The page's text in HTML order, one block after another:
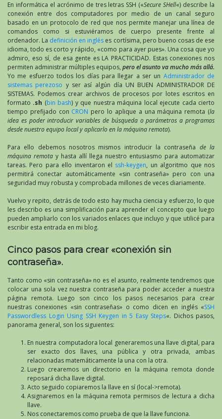
En informática el acrónimo de tres letras SSH («Secure SHell«) describe la
conexión entre dos computadores por medio de un canal seguro
basado en un protocolo de red que nos permite manejar una línea de
comandos como si estuviéramos de cuerpo presente frente al
ordenador. La definición en inglés es cortísima, pero bueno cosas de ese
idioma, todo es corto y rápido, «como para ayer pues». Una cosa que yo
admiro, eso sí, de esa gente es LA PRACTICIDAD. Estas conexiones nos
permiten administrar múltiples equipos, pero el asunto va mucho más allá.
Yo me esfuerzo todos los días para llegar a ser un Administrador de
sistemas perezoso y ser así algún día UN BUEN ADMINISTRADOR DE
SISTEMAS. Podemos crear archivos de procesos por lotes escritos en
formato .sh (bin bash) y que nuestra máquina local ejecute cada cierto
tiempo prefijado con CRON pero lo aplique a una máquina remota (la
idea es poder introducir variables de búsqueda o parámetros a programas
desde nuestro equipo local y aplicarlo en la máquina remota).
Para ello debemos nosotros mismos introducir la contraseña de la
máquina remota y hasta allí llega nuestro entusiasmo para automatizar
tareas. Pero para ello inventaron el ssh-keygen, un algoritmo que nos
permitirá conectar automáticamente «sin contraseña» pero con una
seguridad muy robusta y comprobada millones de veces diariamente.
Vuelvo y repito, detrás de todo esto hay mucha ciencia y esfuerzo, lo que
les describo es una simplificación para aprender el concepto que luego
pueden ampliarlo con los variados enlaces que incluyo y que utilicé para
escribir esta entrada en mi blog.
Cinco pasos para crear «conexión sin
contraseña».
Tanto como «sin contraseña» no es el asunto, realmente tendremos que
colocar una sola vez nuestra contraseña para poder acceder a nuestra
página remota. Luego son cinco los pasos necesarios para crear
nuestras conexiones «sin contraseñas» o como dicen en inglés «SSH
Passwordless Login Using SSH Keygen in 5 Easy Steps«. Dichos pasos,
panorama general, son los siguientes:
En nuestra computadora local generaremos una llave digital, para
ser exacto dos llaves, una pública y otra privada, ambas
relacionadas matemáticamente la una con la otra.
Luego crearemos un directorio en la máquina remota donde
reposará dicha llave digital.
Acto seguido copiaremos la llave en sí (local->remota).
Asignaremos en la máquina remota permisos de lectura a dicha
llave.
Nos conectaremos como prueba de que la llave funciona.